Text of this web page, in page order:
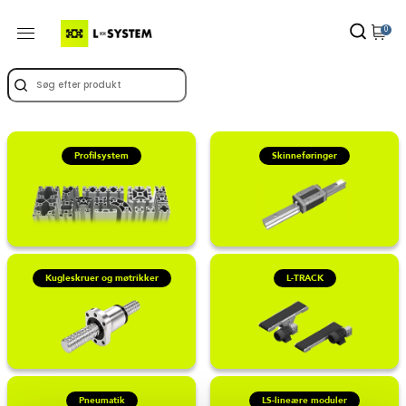
0
Profilsystem Skinneføringer
Kugleskruer og møtrikker L-TRACK
Pneumatik LS-lineære moduler